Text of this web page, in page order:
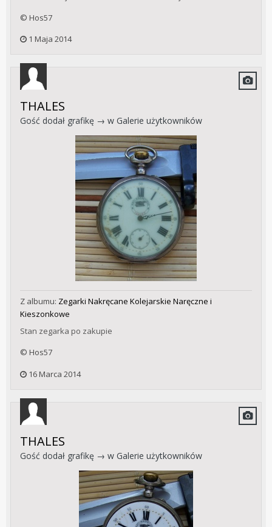
© Hos57
1 Maja 2014
THALES
Gość dodał grafikę → w Galerie użytkowników
Z albumu: Zegarki Nakręcane Kolejarskie Naręczne i
Kieszonkowe
Stan zegarka po zakupie
© Hos57
16 Marca 2014
THALES
Gość dodał grafikę → w Galerie użytkowników